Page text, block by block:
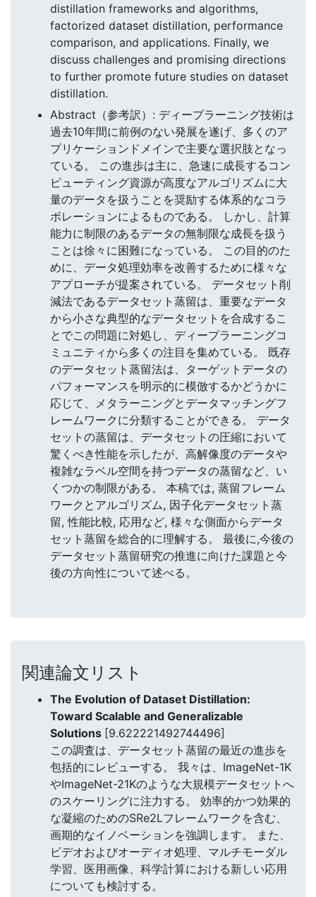
distillation frameworks and algorithms,
factorized dataset distillation, performance
comparison, and applications. Finally, we
discuss challenges and promising directions
to further promote future studies on dataset
distillation.
Abstract（参考訳）: ディープラーニング技術は
過去10年間に前例のない発展を遂げ、多くのア
プリケーションドメインで主要な選択肢となっ
ている。 この進歩は主に、急速に成長するコン
ピューティング資源が高度なアルゴリズムに大
量のデータを扱うことを奨励する体系的なコラ
ボレーションによるものである。 しかし、計算
能力に制限のあるデータの無制限な成長を扱う
ことは徐々に困難になっている。 この目的のた
めに、データ処理効率を改善するために様々な
アプローチが提案されている。 データセット削
減法であるデータセット蒸留は、重要なデータ
から小さな典型的なデータセットを合成するこ
とでこの問題に対処し、ディープラーニングコ
ミュニティから多くの注目を集めている。 既存
のデータセット蒸留法は、ターゲットデータの
パフォーマンスを明示的に模倣するかどうかに
応じて、メタラーニングとデータマッチングフ
レームワークに分類することができる。 データ
セットの蒸留は、データセットの圧縮において
驚くべき性能を示したが、高解像度のデータや
複雑なラベル空間を持つデータの蒸留など、い
くつかの制限がある。 本稿では, 蒸留フレーム
ワークとアルゴリズム, 因子化データセット蒸
留, 性能比較, 応用など, 様々な側面からデータ
セット蒸留を総合的に理解する。 最後に,今後の
データセット蒸留研究の推進に向けた課題と今
後の方向性について述べる。
関連論文リスト
The Evolution of Dataset Distillation:
Toward Scalable and Generalizable
Solutions [9.622221492744496]
この調査は、データセット蒸留の最近の進歩を
包括的にレビューする。 我々は、ImageNet-1K
やImageNet-21Kのような大規模データセットへ
のスケーリングに注力する。 効率的かつ効果的
な凝縮のためのSRe2Lフレームワークを含む、
画期的なイノベーションを強調します。 また、
ビデオおよびオーディオ処理、マルチモーダル
学習、医用画像、科学計算における新しい応用
についても検討する。